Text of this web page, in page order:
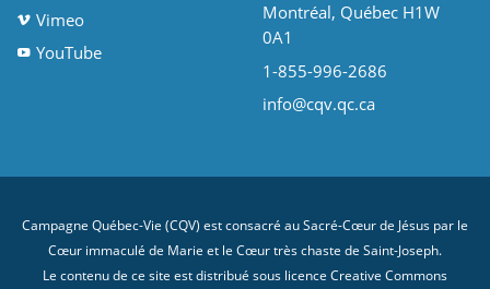
Vimeo
YouTube
Montréal, Québec H1W
0A1
1-855-996-2686
info@cqv.qc.ca
Campagne Québec-Vie (CQV) est consacré au Sacré-Cœur de Jésus par le
Cœur immaculé de Marie et le Cœur très chaste de Saint-Joseph.
Le contenu de ce site est distribué sous licence Creative Commons